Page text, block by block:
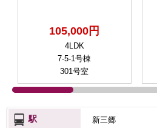
105,000円
4LDK
7-5-1号棟
301号室
駅 新三郷